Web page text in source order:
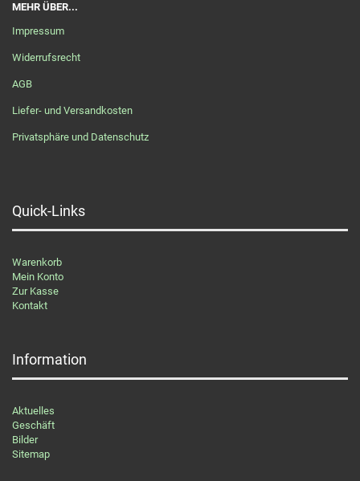
MEHR ÜBER...
Impressum
Widerrufsrecht
AGB
Liefer- und Versandkosten
Privatsphäre und Datenschutz
Quick-Links
Warenkorb
Mein Konto
Zur Kasse
Kontakt
Information
Aktuelles
Geschäft
Bilder
Sitemap